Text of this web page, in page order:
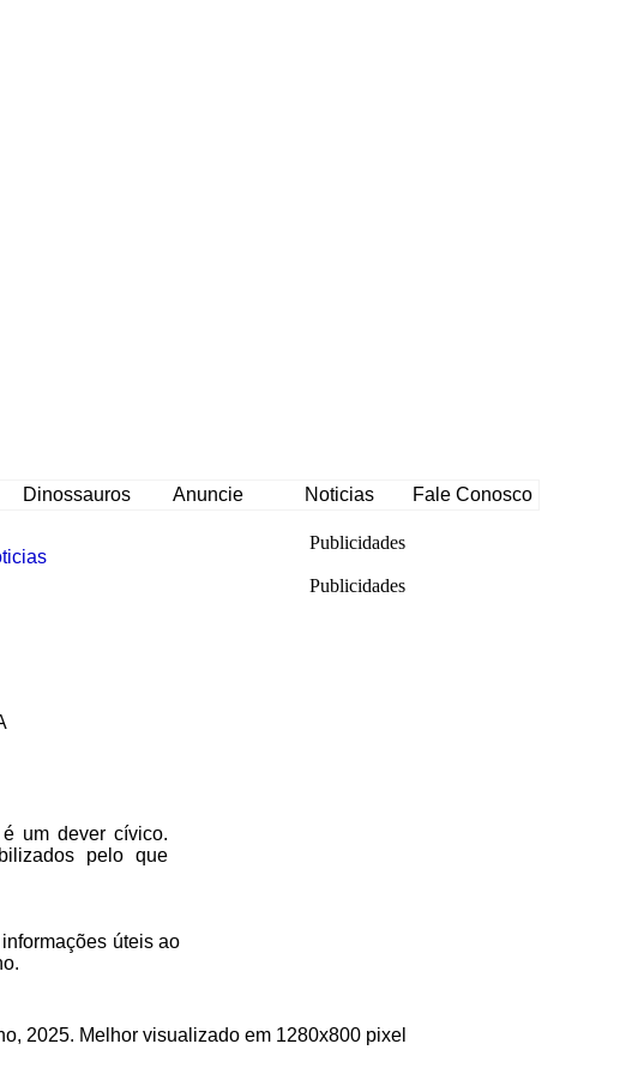
Dinossauros Anuncie Noticias Fale Conosco
um dever cívico.
pelo que
úteisao
Publicidades
Publicidades
2025. Melhor visualizado em 1280x800 pixel